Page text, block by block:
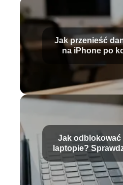
Jak przenieść
na iPhone po
Jak odblokować
laptopie?